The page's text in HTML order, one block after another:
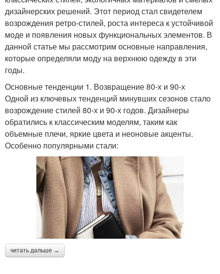
дизайнерских решений. Этот период стал свидетелем
возрождения ретро-стилей, роста интереса к устойчивой
моде и появления новых функциональных элементов. В
данной статье мы рассмотрим основные направления,
которые определяли моду на верхнюю одежду в эти
годы.
Основные тенденции 1. Возвращение 80-х и 90-х
Одной из ключевых тенденций минувших сезонов стало
возрождение стилей 80-х и 90-х годов. Дизайнеры
обратились к классическим моделям, таким как
объемные плечи, яркие цвета и неоновые акценты.
Особенно популярными стали:
читать дальше →